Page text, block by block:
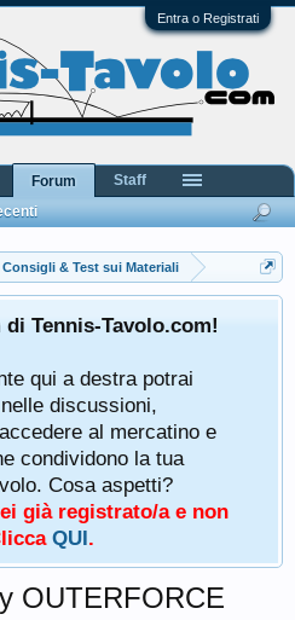
Entra o Registrati
Consigli & Test sui Materiali
Tennis-Tavolo.com!
qui a destra potrai
discussioni,
al mercatino e
condividono la tua
Cosa aspetti?
già registrato/a e non
QUI.
OUTERFORCE
Forum
Staff